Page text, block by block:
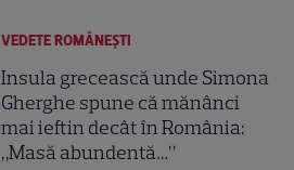
VEDETE ROMÂNEŞTI
Insula grecească unde Simona
Gherghe spune că mănânci
mai ieftin decât în România:
„Masă abundentă…”